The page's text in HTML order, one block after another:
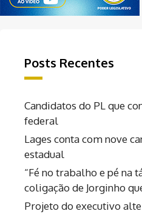
Posts Recentes
Candidatos do PL que
federal
Lages conta com nove
estadual
“Fé no trabalho e pé na
coligação de Jorginho
Projeto do executivo